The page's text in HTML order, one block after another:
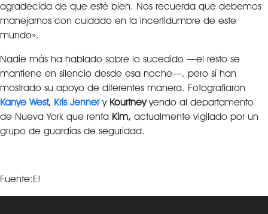
agradecida de que esté bien. Nos recuerda que debemos
manejarnos con cuidado en la incertidumbre de este
mundo».
Nadie más ha hablado sobre lo sucedido —el resto se
mantiene en silencio desde esa noche—, pero sí han
mostrado su apoyo de diferentes manera. Fotografiaron
Kanye West, Kris Jennery Kourtneyyendo al departamento
de Nueva York que renta Kim, actualmente vigilado por un
grupo de guardias de seguridad.
Fuente:E!